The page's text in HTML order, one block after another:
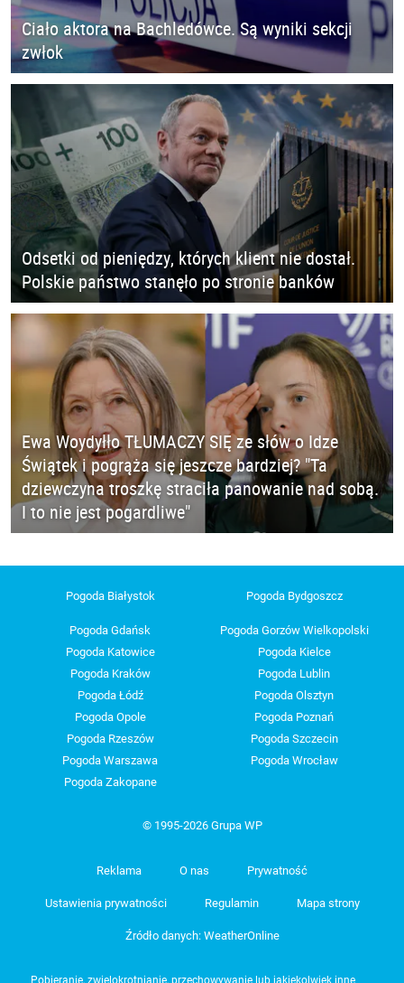
Ciało aktora na Bachledówce. Są wyniki sekcji
zwłok
Odsetki od pieniędzy, których klient nie dostał.
Polskie państwo stanęło po stronie banków
Ewa Woydyłło TŁUMACZY SIĘ ze słów o Idze
Świątek i pogrąża się jeszcze bardziej? "Ta
dziewczyna troszkę straciła panowanie nad sobą.
I to nie jest pogardliwe"
Pogoda Białystok Pogoda Bydgoszcz
Pogoda Gdańsk
Pogoda Gorzów Wielkopolski
Pogoda Katowice
Pogoda Kielce
Pogoda Kraków
Pogoda Lublin
Pogoda Łódź
Pogoda Olsztyn
Pogoda Opole
Pogoda Poznań
Pogoda Rzeszów
Pogoda Szczecin
Pogoda Warszawa
Pogoda Wrocław
Pogoda Zakopane
© 1995-2026 Grupa WP
Reklama O nas Prywatność
Ustawienia prywatności Regulamin Mapa strony
Źródło danych: WeatherOnline
Pobieranie, zwielokrotnianie, przechowywanie lub jakiekolwiek inne